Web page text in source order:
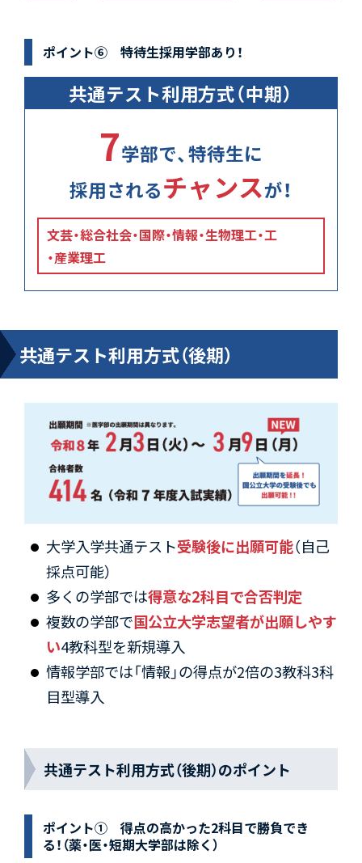
ポイント⑥ 特待生採用学部あり！
共通テスト利用方式（中期）
7学部で、特待生に
採用されるチャンスが！
文芸 総合社会 国際 情報 生物理工 工
産業理工
共通テスト利用方式（後期）
大学入学共通テスト受験後に出願可能（自己
採点可能）
多くの学部では得意な2科目で合否判定
複数の学部で国公立大学志望者が出願しやす
い4教科型を新規導入
情報学部では「情報」の得点が2倍の3教科3科
目型導入
共通テスト利用方式（後期）のポイント
ポイント① 得点の高かった2科目で勝負でき
る！（薬・医・短期大学部は除く）